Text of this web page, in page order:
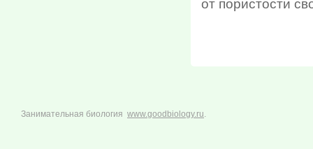
от пористости
Занимательная биология www.goodbiology.ru.